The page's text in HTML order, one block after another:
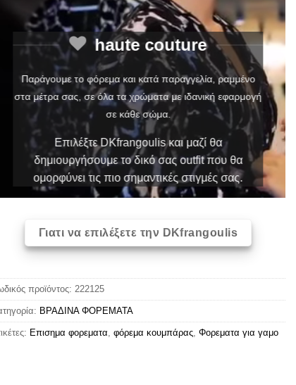
haute couture
Παράγουμε το φόρεμα και κατά παραγγελία, ραμμένο
στα μέτρα σας, σε όλα τα χρώματα με ιδανική εφαρμογή
σε κάθε σώμα.
Επιλέξτε DKfrangoulis και μαζί θα
δημιουργήσουμε το δικό σας outfit που θα
ομορφύνει τις πιο σημαντικές στιγμές σας.
Γιατι να επιλέξετε την DKfrangoulis
προϊόντος: 222125
ΒΡΑΔΙΝΑ ΦΟΡΕΜΑΤΑ
Επισημα φορεματα, φόρεμα κουμπάρας, Φορεματα για γαμο